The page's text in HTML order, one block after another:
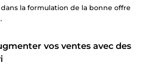
la formulation de la bonne offre
vos ventes avec des